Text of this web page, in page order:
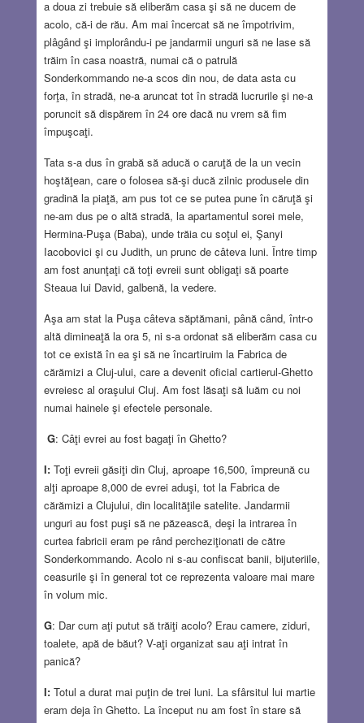
a doua zi trebuie să eliberăm casa şi să ne ducem de
acolo, că-i de rău. Am mai încercat să ne împotrivim,
plâgând şi implorându-i pe jandarmii unguri să ne lase să
trăim în casa noastră, numai că o patrulă
Sonderkommando ne-a scos din nou, de data asta cu
forţa, în stradă, ne-a aruncat tot în stradă lucrurile şi ne-a
poruncit să dispărem în 24 ore dacă nu vrem să fim
împuşcaţi.
Tata s-a dus în grabă să aducă o caruţă de la un vecin
hoştăţean, care o folosea să-şi ducă zilnic produsele din
gradină la piaţă, am pus tot ce se putea pune în căruţă şi
ne-am dus pe o altă stradă, la apartamentul sorei mele,
Hermina-Puşa (Baba), unde trăia cu soţul ei, Şanyi
Iacobovici şi cu Judith, un prunc de câteva luni. Între timp
am fost anunţaţi că toţi evreii sunt obligaţi să poarte
Steaua lui David, galbenă, la vedere.
Aşa am stat la Puşa câteva săptămani, până când, într-o
altă dimineaţă la ora 5, ni s-a ordonat să eliberăm casa cu
tot ce există în ea şi să ne încartiruim la Fabrica de
cărămizi a Cluj-ului, care a devenit oficial cartierul-Ghetto
evreiesc al oraşului Cluj. Am fost lăsaţi să luăm cu noi
numai hainele şi efectele personale.
G: Câţi evrei au fost bagaţi în Ghetto?
I:Toţi evreii găsiţi din Cluj, aproape 16,500, împreună cu
alţi aproape 8,000 de evrei aduşi, tot la Fabrica de
cărămizi a Clujului, din localităţile satelite. Jandarmii
unguri au fost puşi să ne păzească, deşi la intrarea în
curtea fabricii eram pe rând percheziţionati de către
Sonderkommando. Acolo ni s-au confiscat banii, bijuteriile,
ceasurile şi în general tot ce reprezenta valoare mai mare
în volum mic.
G: Dar cum aţi putut să trăiţi acolo? Erau camere, ziduri,
toalete, apă de băut? V-aţi organizat sau aţi intrat în
panică?
I:Totul a durat mai puţin de trei luni. La sfârsitul lui martie
eram deja în Ghetto. La început nu am fost în stare să